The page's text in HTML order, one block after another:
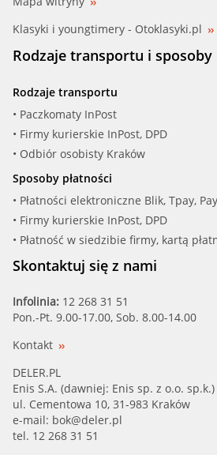
MAHLE (TI 174 88)
MOTORAD (1564-88)
QUINTON HA (QTH722K)
TRISCAN (8620 28788)
VALEO (820926)
Klasyki i youngtimery - Otoklasyki.pl
Rodzaje transportu i sposoby
Rodzaje transportu
• Paczkomaty InPost
• Firmy kurierskie InPost, DPD
• Odbiór osobisty Kraków
Sposoby płatności
• Płatności elektroniczne Blik, Tpay,
• Firmy kurierskie InPost, DPD
• Płatność w siedzibie firmy, kartą
Skontaktuj się z nami
Infolinia: 12 268 31 51
Pon.-Pt. 9.00-17.00, Sob. 8.00-14.00
Kontakt
DELER.PL
Enis S.A. (dawniej: Enis sp. z o.o. sp.k.)
ul. Cementowa 10, 31-983 Kraków
e-mail: bok@deler.pl
tel. 12 268 31 51